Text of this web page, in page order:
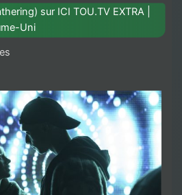
sur ICI TOU.TV EXTRA |
Uni